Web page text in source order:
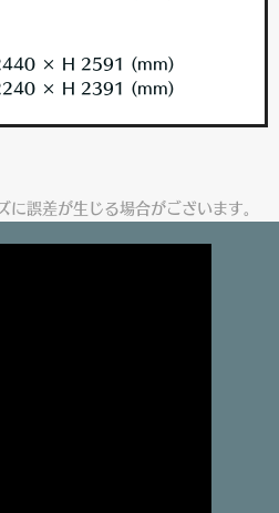
× H 2591 (mm)
× H 2391 (mm)
誤差が生じる場合がございます。